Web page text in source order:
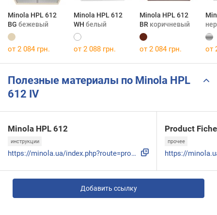
Minola HPL 612
BG бежевый
Minola HPL 612
WH белый
Minola HPL 612
BR коричневый
от 2 084 грн. от 2 088 грн. от 2 084 грн. от
Полезные материалы по Minola HPL
612 IV
Minola HPL 612
инструкции
https://minola.ua/index.php?route=product/product/download&...
Product Fiche
прочее
Добавить ссылку